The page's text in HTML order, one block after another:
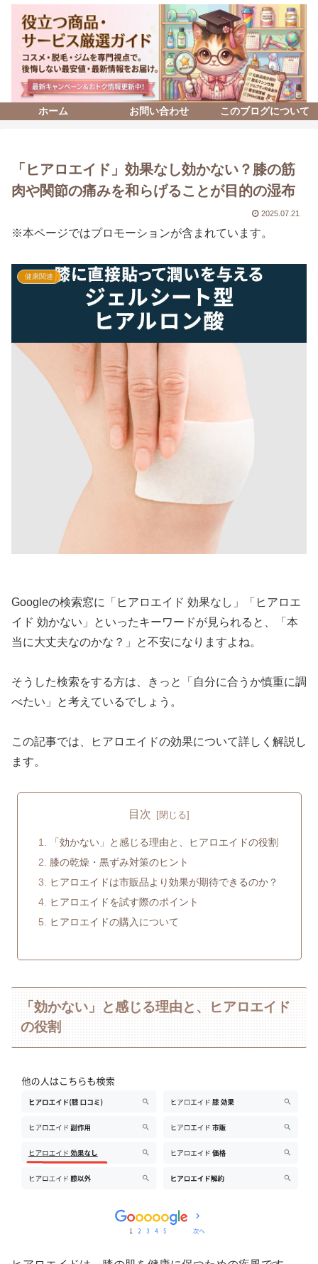
ホーム お問い合わせ このブログについて
「ヒアロエイド」効果なし効かない？膝の筋
肉や関節の痛みを和らげることが目的の湿布
2025.07.21
※本ページではプロモーションが含まれています。
健康関連
Googleの検索窓に「ヒアロエイド 効果なし」「ヒアロエ
イド 効かない」といったキーワードが見られると、「本
当に大丈夫なのかな？」と不安になりますよね。
そうした検索をする方は、きっと「自分に合うか慎重に調
べたい」と考えているでしょう。
この記事では、ヒアロエイドの効果について詳しく解説し
ます。
目次
「効かない」と感じる理由と、ヒアロエイドの役割
膝の乾燥・黒ずみ対策のヒント
ヒアロエイドは市販品より効果が期待できるのか？
ヒアロエイドを試す際のポイント
ヒアロエイドの購入について
「効かない」と感じる理由と、ヒアロエイド
の役割